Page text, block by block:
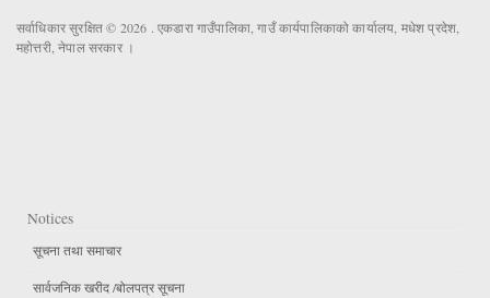
सर्वाधिकार सुरक्षित © 2026 . एकडारा गाउँपालिका, गाउँ कार्यपालिकाको कार्यालय, मधेश प्रदेश,
महोत्तरी, नेपाल सरकार ।
Notices
सूचना तथा समाचार
सार्वजनिक खरीद /बोलपत्र सूचना